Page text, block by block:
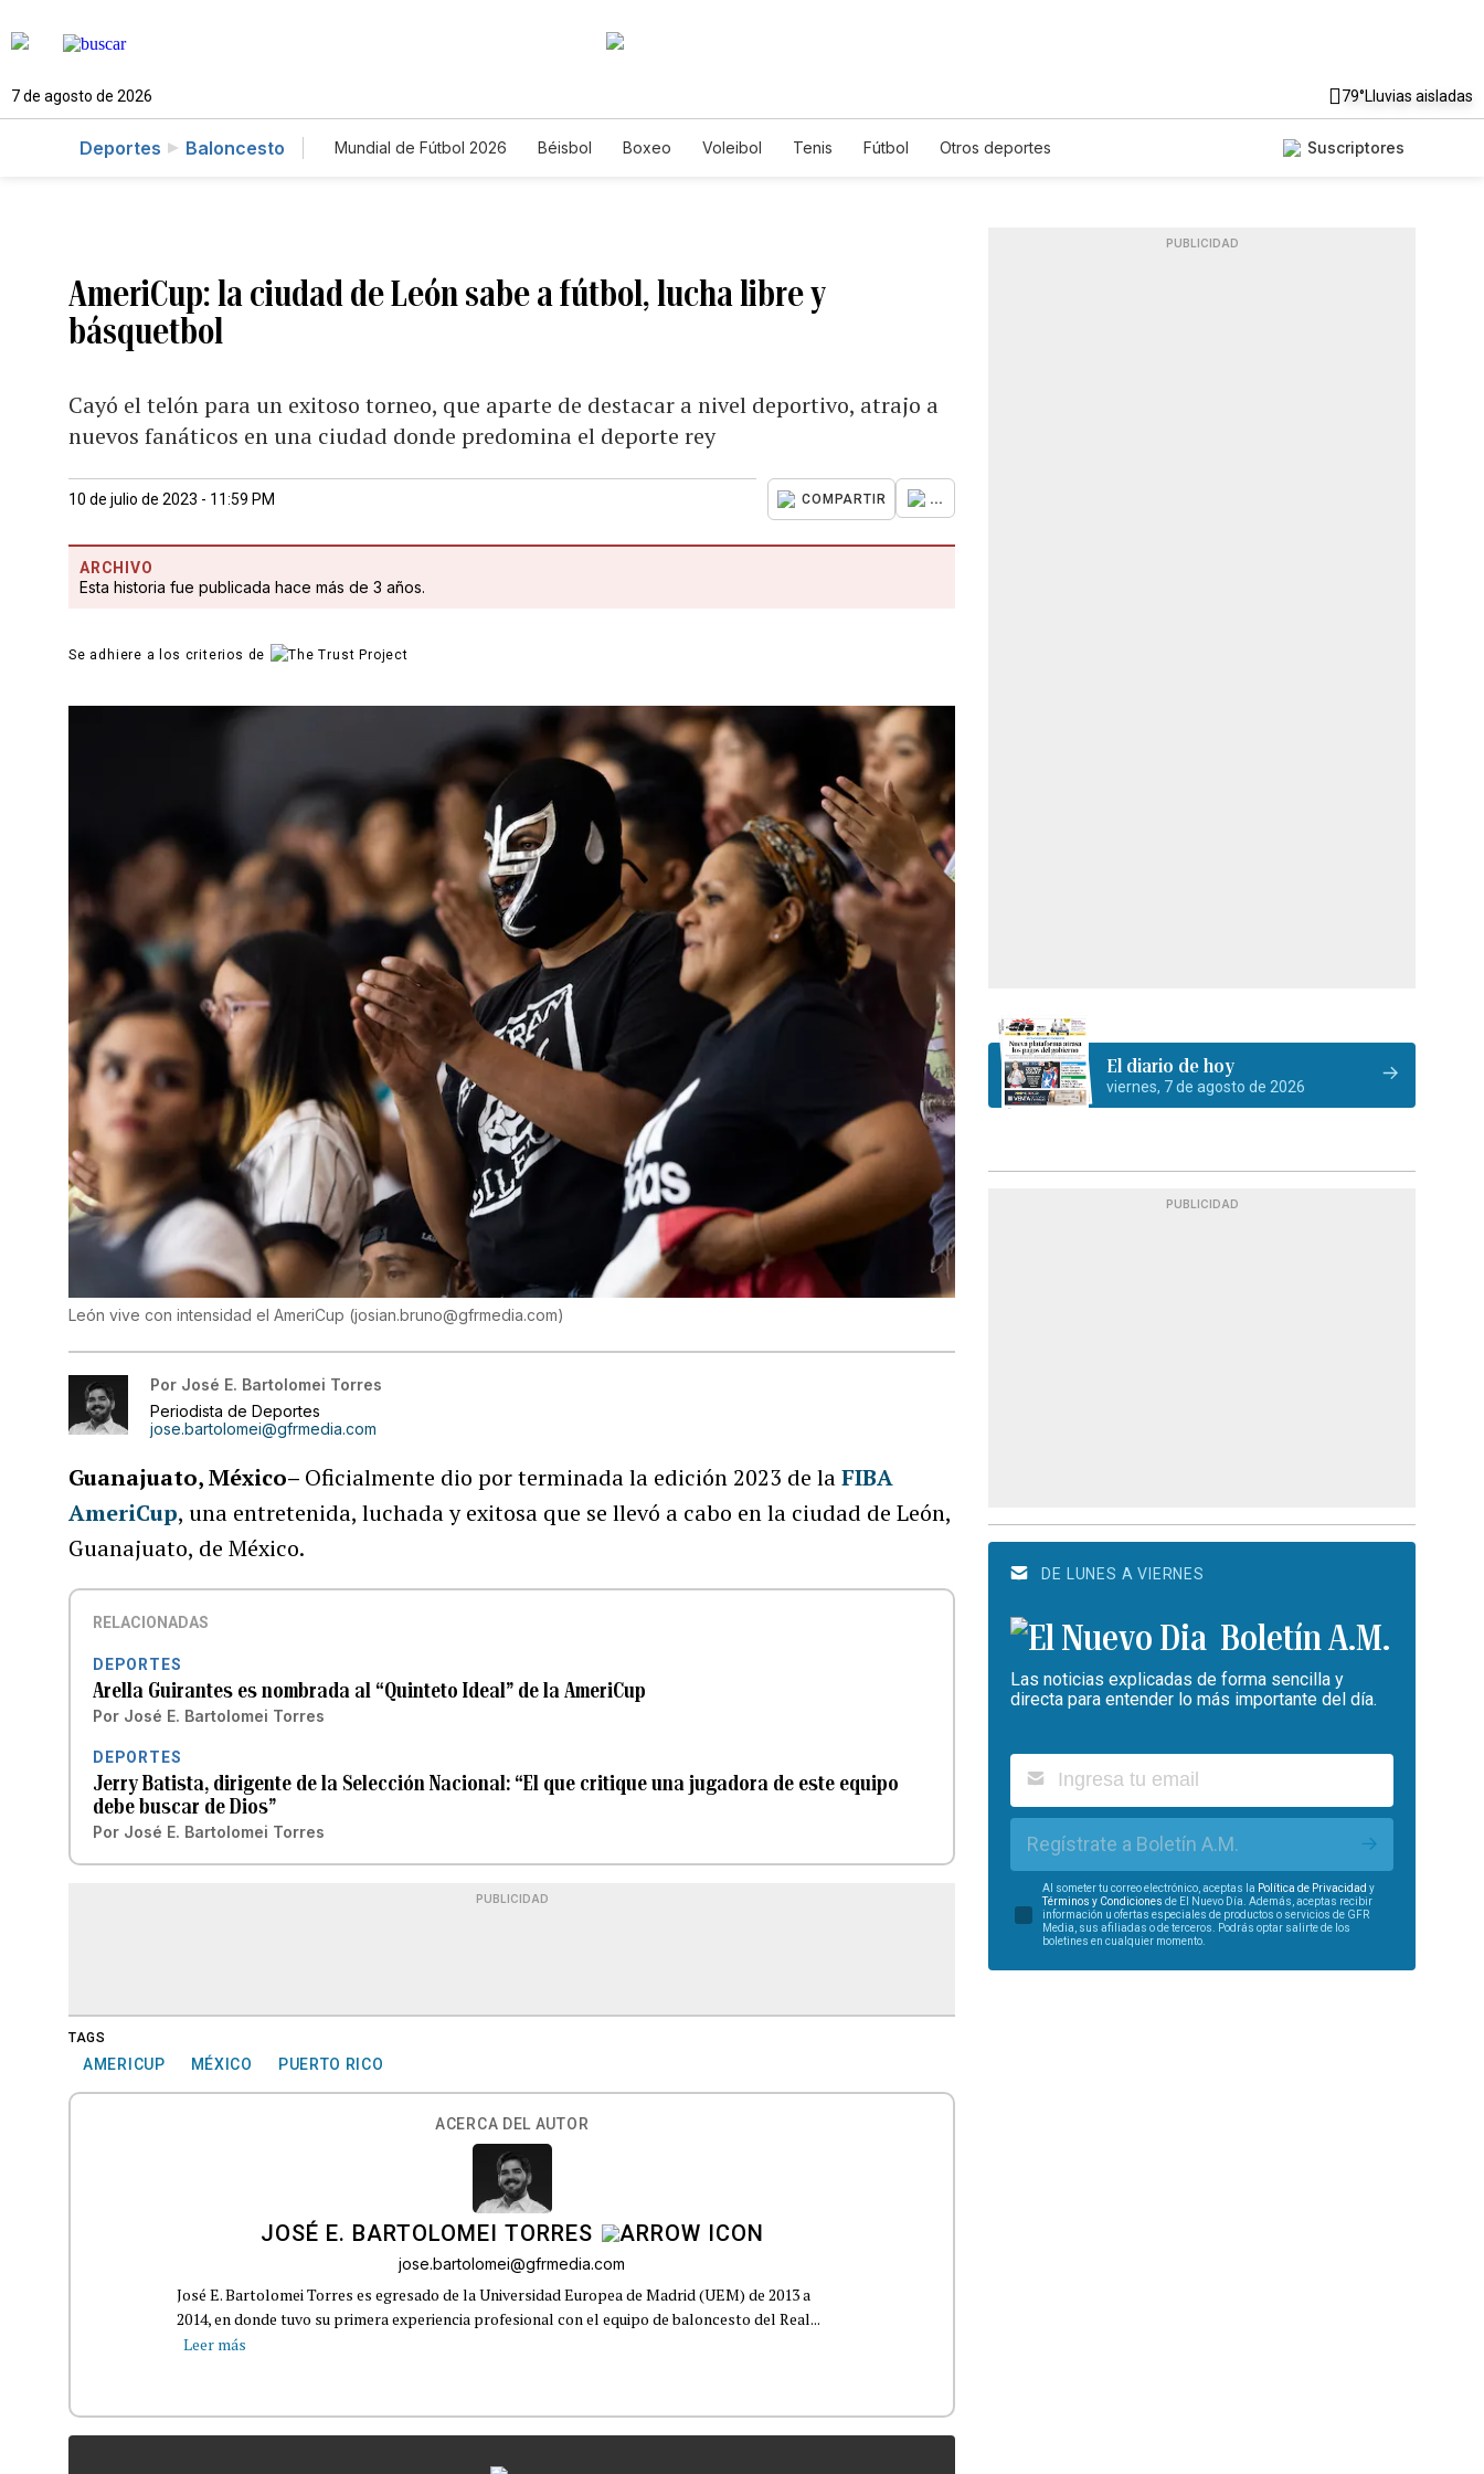
7 de agosto de 2026 79°Lluvias aisladas
Deportes Baloncesto Mundial de Fútbol 2026 Béisbol Boxeo Voleibol Tenis Fútbol Otros deportes Suscriptores
AmeriCup: la ciudad de León sabe a fútbol, lucha libre y
básquetbol
Cayó el telón para un exitoso torneo, que aparte de destacar a nivel deportivo, atrajo a
nuevos fanáticos en una ciudad donde predomina el deporte rey
10 de julio de 2023 - 11:59 PM COMPARTIR ...
ARCHIVO
Esta historia fue publicada hace más de 3 años.
Se adhiere a los criterios de
León vive con intensidad el AmeriCup (josian.bruno@gfrmedia.com)
Por José E. Bartolomei Torres
Periodista de Deportes
jose.bartolomei@gfrmedia.com
Guanajuato, México– Oficialmente dio por terminada la edición 2023 de laFIBA
AmeriCup, una entretenida, luchada y exitosa que se llevó a cabo en la ciudad de León,
Guanajuato, de México.
RELACIONADAS
DEPORTES
Arella Guirantes es nombrada al “Quinteto Ideal” de la AmeriCup
Por José E. Bartolomei Torres
DEPORTES
Jerry Batista, dirigente de la Selección Nacional: “El que critique una jugadora de este equipo
debe buscar de Dios”
Por José E. Bartolomei Torres
PUBLICIDAD
TAGS
AMERICUP MÉXICO PUERTO RICO
ACERCA DEL AUTOR
JOSÉ E. BARTOLOMEI TORRES
jose.bartolomei@gfrmedia.com
José E. Bartolomei Torres es egresado de la Universidad Europea de Madrid (UEM) de 2013 a
2014, en donde tuvo su primera experiencia profesional con el equipo de baloncesto del Real...
Leer más
PUBLICIDAD
El diario de hoy
viernes, 7 de agosto de 2026
PUBLICIDAD
DE LUNES A VIERNES
Boletín A.M.
Las noticias explicadas de forma sencilla y
directa para entender lo más importante del día.
Regístrate a Boletín A.M.
Al someter tu correo electrónico, aceptas la Política de Privacidad y
Términos y Condiciones de El Nuevo Día. Además, aceptas recibir
información u ofertas especiales de productos o servicios de GFR
Media, sus afiliadas o de terceros. Podrás optar salirte de los
boletines en cualquier momento.